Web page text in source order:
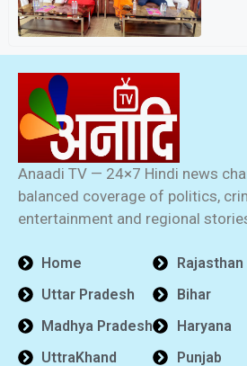
Anaadi TV — 24×7 Hindi news
balanced coverage of politics,
entertainment and regional
Home
Uttar Pradesh
Madhya Pradesh
UttraKhand
Rajasthan
Bihar
Haryana
Punjab